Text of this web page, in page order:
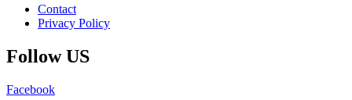
Contact
Privacy Policy
Follow US
Facebook